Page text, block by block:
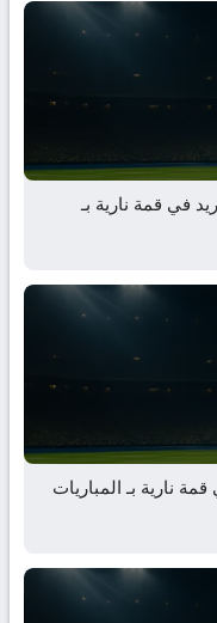
في قمة نارية بـ
نارية بـ المباريات